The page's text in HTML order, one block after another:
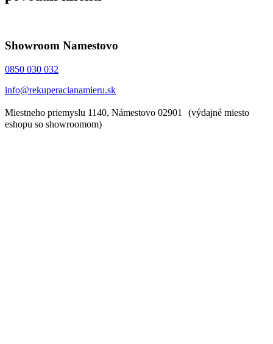
Showroom Namestovo
0850 030 032
info@rekuperacianamieru.sk
Miestneho priemyslu 1140, Námestovo 02901 (výdajné miesto
eshopu so showroomom)